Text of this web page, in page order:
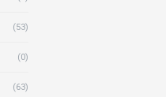
(53)
(0)
(63)